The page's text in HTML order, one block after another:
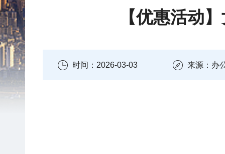
【优惠活动
时间：2026-03-03 来源：办